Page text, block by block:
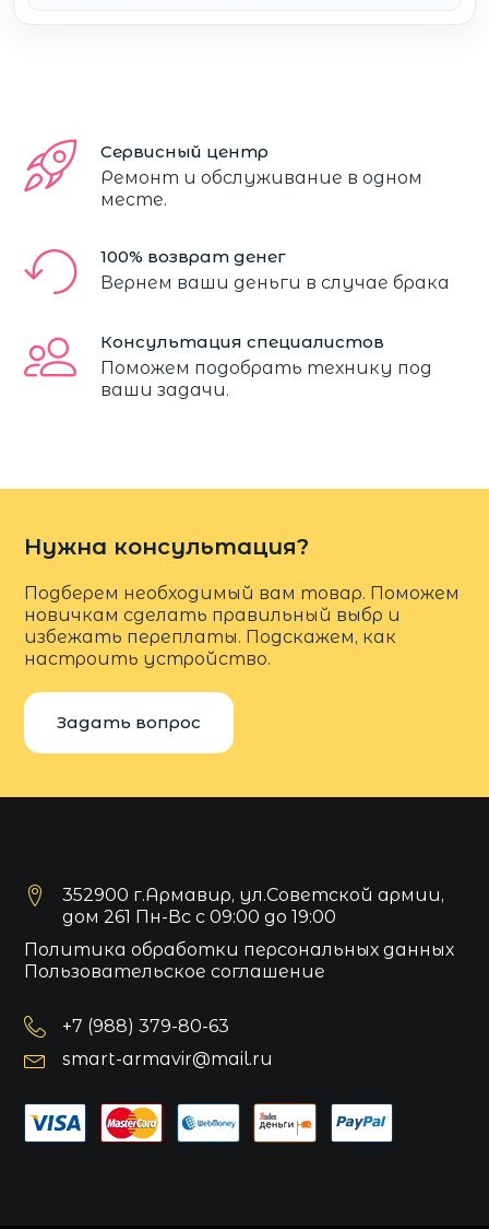
Сервисный центр
Ремонт и обслуживание в одном
месте.
100% возврат денег
Вернем ваши деньги в случае брака
Консультация специалистов
Поможем подобрать технику под
ваши задачи.
Нужна консультация?
Подберем необходимый вам товар. Поможем
новичкам сделать правильный выбр и
избежать переплаты. Подскажем, как
настроить устройство.
Задать вопрос
352900 г.Армавир, ул.Советской армии,
дом 261 Пн-Вс с 09:00 до 19:00
Политика обработки персональных данных
Пользовательское соглашение
+7 (988) 379-80-63
smart-armavir@mail.ru